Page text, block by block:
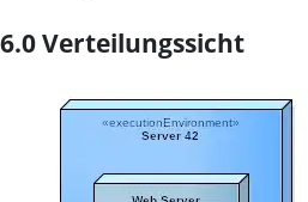
6.0 Verteilungssicht